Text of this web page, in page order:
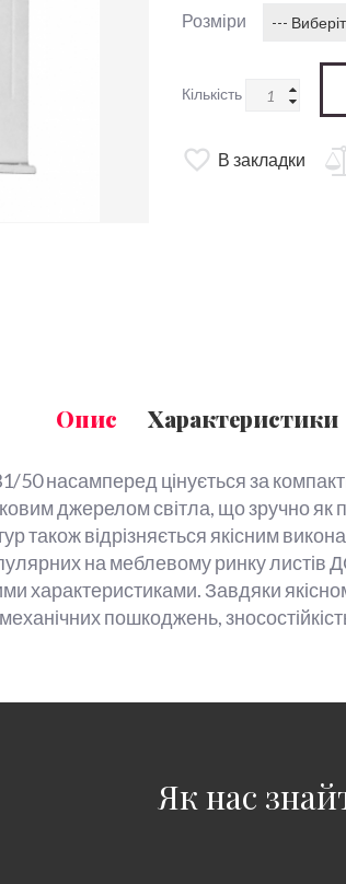
Розміри ---
Кількість
В закладки
Опис Характеристики
насамперед цінується за
джерелом світла, що зручно як
також відрізняється якісним
на меблевому ринку листів
характеристиками. Завдяки
механічних пошкоджень,
Як нас